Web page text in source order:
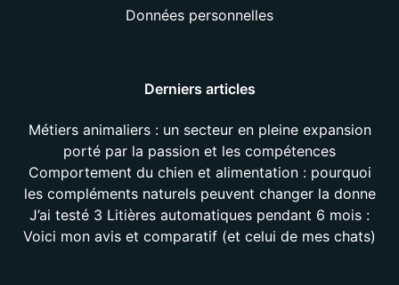
Données personnelles
Derniers articles
Métiers animaliers : un secteur en pleine expansion
porté par la passion et les compétences
Comportement du chien et alimentation : pourquoi
les compléments naturels peuvent changer la donne
J’ai testé 3 Litières automatiques pendant 6 mois :
Voici mon avis et comparatif (et celui de mes chats)